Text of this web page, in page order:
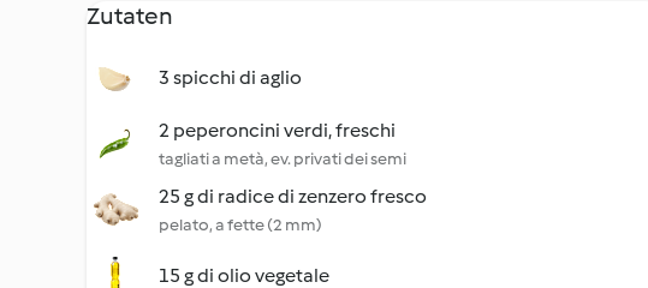
Zutaten
3 spicchi di aglio
2 peperoncini verdi, freschi
tagliati a metà, ev. privati dei semi
25 g di radice di zenzero fresco
pelato, a fette (2 mm)
15 g di olio vegetale